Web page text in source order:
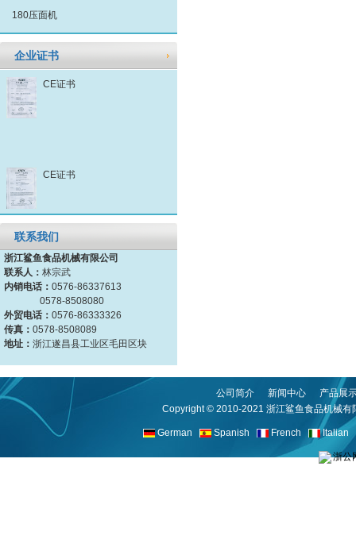
180压面机
企业证书
CE证书
CE证书
联系我们
浙江鲨鱼食品机械有限公司
联系人： 林宗武
内销电话： 0576-86337613
0578-8508080
外贸电话： 0576-86333326
传真： 0578-8508089
地址： 浙江遂昌县工业区毛田区块
公司简介 新闻中心
产品展
Copyright © 2010-2021 浙江鲨鱼食品机械有
German Spanish French Italian
浙公